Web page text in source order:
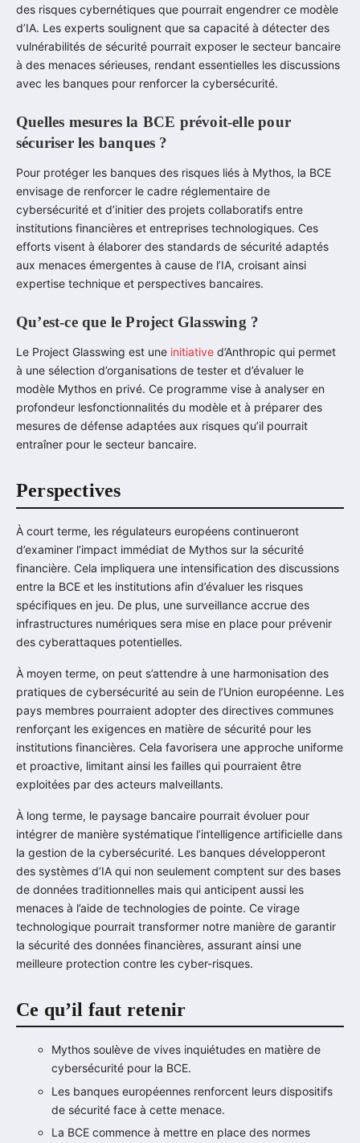
des risques cybernétiques que pourrait engendrer ce modèle
d’IA. Les experts soulignent que sa capacité à détecter des
vulnérabilités de sécurité pourrait exposer le secteur bancaire
à des menaces sérieuses, rendant essentielles les discussions
avec les banques pour renforcer la cybersécurité.
Quelles mesures la BCE prévoit-elle pour
sécuriser les banques ?
Pour protéger les banques des risques liés à Mythos, la BCE
envisage de renforcer le cadre réglementaire de
cybersécurité et d’initier des projets collaboratifs entre
institutions financières et entreprises technologiques. Ces
efforts visent à élaborer des standards de sécurité adaptés
aux menaces émergentes à cause de l’IA, croisant ainsi
expertise technique et perspectives bancaires.
Qu’est-ce que le Project Glasswing ?
Le Project Glasswing est une initiative d’Anthropic qui permet
à une sélection d’organisations de tester et d’évaluer le
modèle Mythos en privé. Ce programme vise à analyser en
profondeur lesfonctionnalités du modèle et à préparer des
mesures de défense adaptées aux risques qu’il pourrait
entraîner pour le secteur bancaire.
Perspectives
À court terme, les régulateurs européens continueront
d’examiner l’impact immédiat de Mythos sur la sécurité
financière. Cela impliquera une intensification des discussions
entre la BCE et les institutions afin d’évaluer les risques
spécifiques en jeu. De plus, une surveillance accrue des
infrastructures numériques sera mise en place pour prévenir
des cyberattaques potentielles.
À moyen terme, on peut s’attendre à une harmonisation des
pratiques de cybersécurité au sein de l’Union européenne. Les
pays membres pourraient adopter des directives communes
renforçant les exigences en matière de sécurité pour les
institutions financières. Cela favorisera une approche uniforme
et proactive, limitant ainsi les failles qui pourraient être
exploitées par des acteurs malveillants.
À long terme, le paysage bancaire pourrait évoluer pour
intégrer de manière systématique l’intelligence artificielle dans
la gestion de la cybersécurité. Les banques développeront
des systèmes d’IA qui non seulement comptent sur des bases
de données traditionnelles mais qui anticipent aussi les
menaces à l’aide de technologies de pointe. Ce virage
technologique pourrait transformer notre manière de garantir
la sécurité des données financières, assurant ainsi une
meilleure protection contre les cyber-risques.
Ce qu’il faut retenir
Mythos soulève de vives inquiétudes en matière de
cybersécurité pour la BCE.
Les banques européennes renforcent leurs dispositifs
de sécurité face à cette menace.
La BCE commence à mettre en place des normes